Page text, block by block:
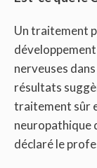
Un traitement
nerveuses
résultats
traitement sûr
neuropathique
déclaré le